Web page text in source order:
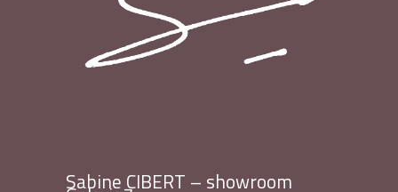
Sabine CIBERT – showroom